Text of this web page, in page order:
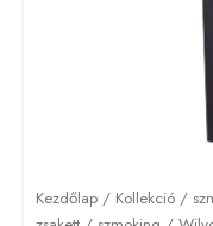
Kezdőlap / Kollekció /